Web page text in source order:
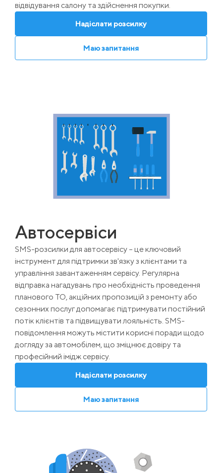
відвідування салону та здійснення покупки.
Надіслати розсилку
Маю запитання
Автосервіси
SMS-розсилки для автосервісу – це ключовий
інструмент для підтримки зв'язку з клієнтами та
управління завантаженням сервісу. Регулярна
відправка нагадувань про необхідність проведення
планового ТО, акційних пропозицій з ремонту або
сезонних послуг допомагає підтримувати постійний
потік клієнтів та підвищувати лояльність. SMS-
повідомлення можуть містити корисні поради щодо
догляду за автомобілем, що зміцнює довіру та
професійний імідж сервісу.
Надіслати розсилку
Маю запитання